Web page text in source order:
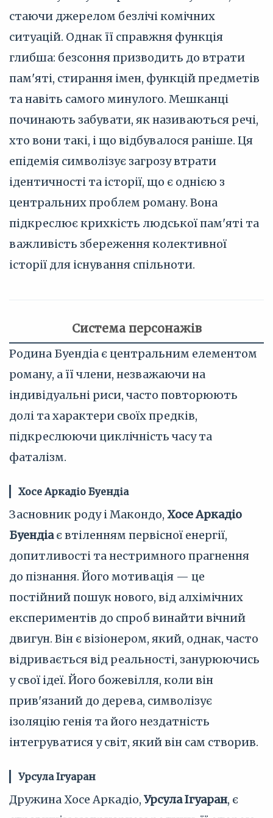
стаючи джерелом безлічі комічних
ситуацій. Однак її справжня функція
глибша: безсоння призводить до втрати
пам'яті, стирання імен, функцій предметів
та навіть самого минулого. Мешканці
починають забувати, як називаються речі,
хто вони такі, і що відбувалося раніше. Ця
епідемія символізує загрозу втрати
ідентичності та історії, що є однією з
центральних проблем роману. Вона
підкреслює крихкість людської пам'яті та
важливість збереження колективної
історії для існування спільноти.
Система персонажів
Родина Буендіа є центральним елементом
роману, а її члени, незважаючи на
індивідуальні риси, часто повторюють
долі та характери своїх предків,
підкреслюючи циклічність часу та
фаталізм.
Хосе Аркадіо Буендіа
Засновник роду і Макондо, Хосе Аркадіо
Буендіає втіленням первісної енергії,
допитливості та нестримного прагнення
до пізнання. Його мотивація — це
постійний пошук нового, від алхімічних
експериментів до спроб винайти вічний
двигун. Він є візіонером, який, однак, часто
відривається від реальності, занурюючись
у свої ідеї. Його божевілля, коли він
прив'язаний до дерева, символізує
ізоляцію генія та його нездатність
інтегруватися у світ, який він сам створив.
Урсула Ігуаран
Дружина Хосе Аркадіо, Урсула Ігуаран, є